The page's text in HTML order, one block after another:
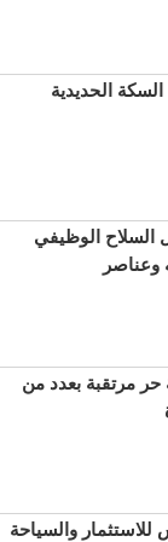
الحديدية
السلاح الوظيفي
وعناصر
47.. موجة حر مرتقبة بعدد من
والسياحة